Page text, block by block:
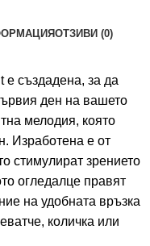
ОТЗИВИ (0)
е създадена, за да
ден на вашето
мелодия, която
Изработена е от
стимулират зрението
огледалце правят
на удобната връзка
количка или